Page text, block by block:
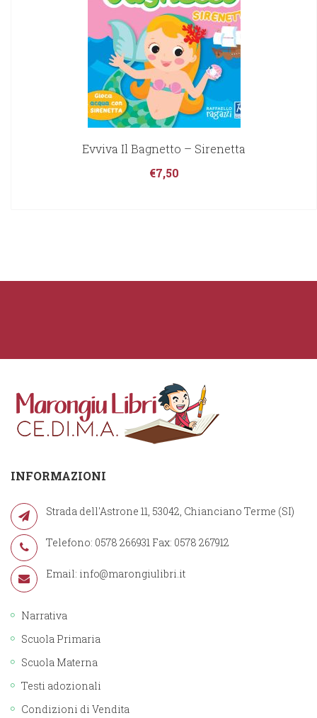
Evviva Il Bagnetto – Sirenetta
€7,50
INFORMAZIONI
Strada dell'Astrone 11, 53042, Chianciano Terme (SI)
Telefono: 0578 266931 Fax: 0578 267912
Email: info@marongiulibri.it
Narrativa
Scuola Primaria
Scuola Materna
Testi adozionali
Condizioni di Vendita